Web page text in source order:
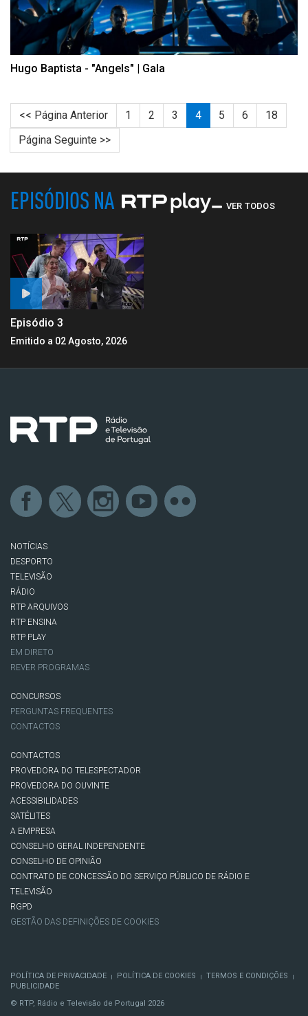
Hugo Baptista - "Angels" | Gala
<< Página Anterior 1 2 3 4 5 6
18
Página Seguinte >>
EPISÓDIOS NA VER TODOS
Episódio 3
Emitido a 02 Agosto, 2026
NOTÍCIAS
DESPORTO
TELEVISÃO
RÁDIO
RTP ARQUIVOS
RTP ENSINA
RTP PLAY
EM DIRETO
REVER PROGRAMAS
CONCURSOS
PERGUNTAS FREQUENTES
CONTACTOS
CONTACTOS
PROVEDORA DO TELESPECTADOR
PROVEDORA DO OUVINTE
ACESSIBILIDADES
SATÉLITES
A EMPRESA
CONSELHO GERAL INDEPENDENTE
CONSELHO DE OPINIÃO
CONTRATO DE CONCESSÃO DO SERVIÇO PÚBLICO DE RÁDIO E
TELEVISÃO
RGPD
GESTÃO DAS DEFINIÇÕES DE COOKIES
POLÍTICA DE PRIVACIDADE | POLÍTICA DE COOKIES | TERMOS E CONDIÇÕES |
PUBLICIDADE
© RTP, Rádio e Televisão de Portugal 2026